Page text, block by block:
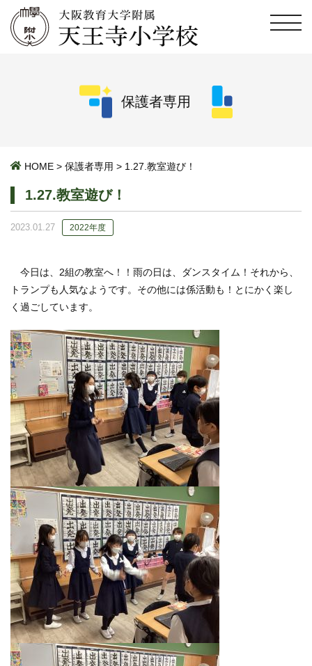
保護者専用
HOME > 保護者専用 > 1.27.教室遊び！
1.27.教室遊び！
2023.01.27 2022年度
今日は、2組の教室へ！！雨の日は、ダンスタイム！それから、
トランプも人気なようです。その他には係活動も！とにかく楽し
く過ごしています。